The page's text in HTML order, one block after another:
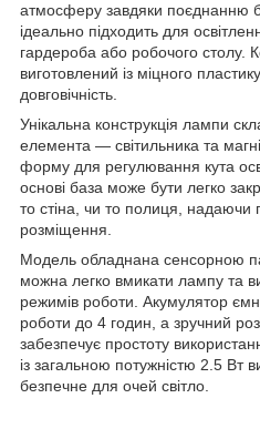
атмосферу завдяки поєднанню
ідеально підходить для
гардероба або робочого столу.
виготовлений із міцного
довговічність.
Унікальна конструкція лампи
елемента — світильника та
форму для регулювання кута
основі база може бути легко
то стіна, чи то полиця, надаючи
розміщення.
Модель обладнана сенсорною
можна легко вмикати лампу та
режимів роботи. Акумулятор
роботи до 4 годин, а зручний
забезпечує простоту
із загальною потужністю 2.5 Вт
безпечне для очей світло.